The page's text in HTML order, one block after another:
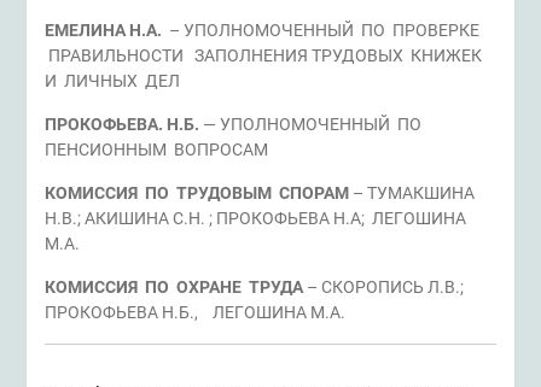
ЕМЕЛИНА Н.А. – УПОЛНОМОЧЕННЫЙ ПО ПРОВЕРКЕ
ПРАВИЛЬНОСТИ ЗАПОЛНЕНИЯ ТРУДОВЫХ КНИЖЕК
И ЛИЧНЫХ ДЕЛ
ПРОКОФЬЕВА. Н.Б. — УПОЛНОМОЧЕННЫЙ ПО
ПЕНСИОННЫМ ВОПРОСАМ
КОМИССИЯ ПО ТРУДОВЫМ СПОРАМ – ТУМАКШИНА
Н.В.; АКИШИНА С.Н. ; ПРОКОФЬЕВА Н.А; ЛЕГОШИНА
М.А.
КОМИССИЯ ПО ОХРАНЕ ТРУДА – СКОРОПИСЬ Л.В.;
ПРОКОФЬЕВА Н.Б., ЛЕГОШИНА М.А.